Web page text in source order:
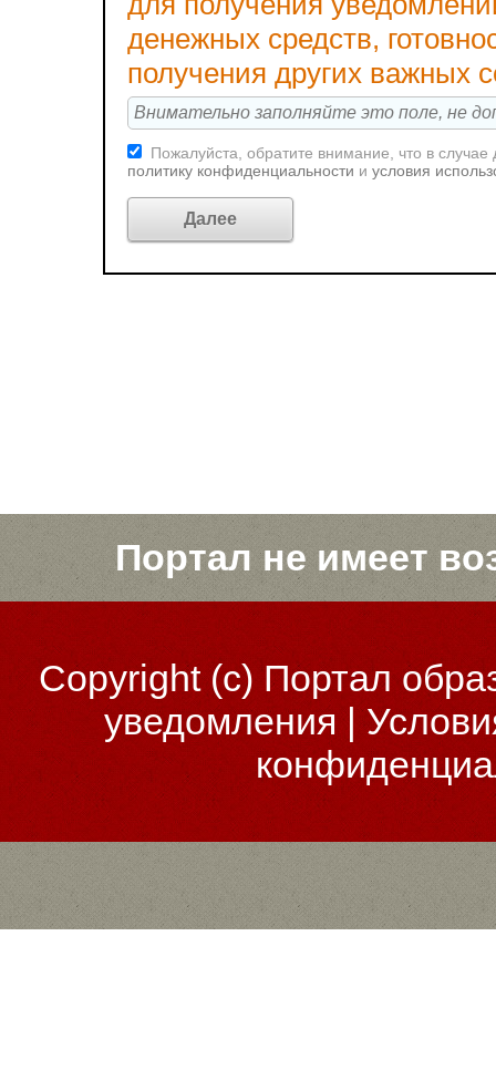
денежных средств,
получения других важных
Пожалуйста, обратите внимание, что в
политику конфиденциальности и условия
Портал не имеет
Copyright (c)Портал
уведомления |